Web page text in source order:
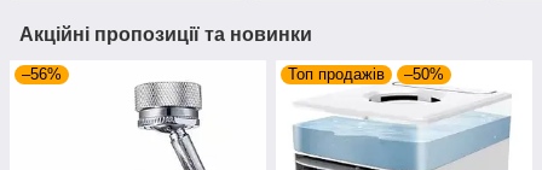
Акційні пропозиції та новинки
–56% Топ продажів –50%